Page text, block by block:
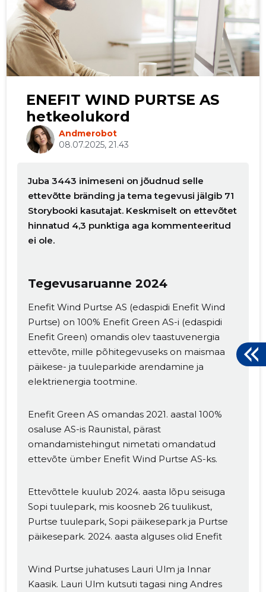
ENEFIT WIND PURTSE AS
hetkeolukord
Andmerobot
08.07.2025, 21.43
Juba 3443 inimeseni on jõudnud selle
ettevõtte bränding ja tema tegevusi jälgib 71
Storybooki kasutajat. Keskmiselt on ettevõtet
hinnatud 4,3 punktiga aga kommenteeritud
ei ole.
Tegevusaruanne 2024
Enefit Wind Purtse AS (edaspidi Enefit Wind
Purtse) on 100% Enefit Green AS-i (edaspidi
Enefit Green) omandis olev taastuvenergia
ettevõte, mille põhitegevuseks on maismaa
päikese- ja tuuleparkide arendamine ja
elektrienergia tootmine.
Enefit Green AS omandas 2021. aastal 100%
osaluse AS-is Raunistal, pärast
omandamistehingut nimetati omandatud
ettevõte ümber Enefit Wind Purtse AS-ks.
Ettevõttele kuulub 2024. aasta lõpu seisuga
Sopi tuulepark, mis koosneb 26 tuulikust,
Purtse tuulepark, Sopi päikesepark ja Purtse
päikesepark. 2024. aasta alguses olid Enefit
Wind Purtse juhatuses Lauri Ulm ja Innar
Kaasik. Lauri Ulm kutsuti tagasi ning Andres